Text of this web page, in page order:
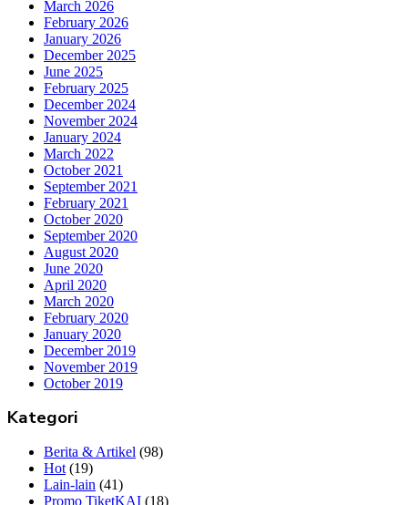
March 2026
February 2026
January 2026
December 2025
June 2025
February 2025
December 2024
November 2024
January 2024
March 2022
October 2021
September 2021
February 2021
October 2020
September 2020
August 2020
June 2020
April 2020
March 2020
February 2020
January 2020
December 2019
November 2019
October 2019
Kategori
Berita & Artikel (98)
Hot (19)
Lain-lain (41)
Promo TiketKAI (18)